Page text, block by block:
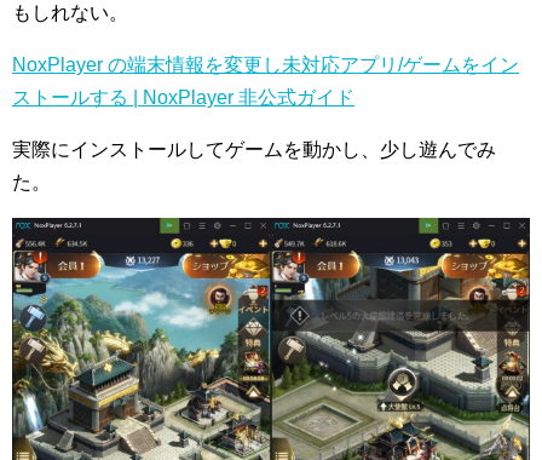
もしれない。
NoxPlayer の端末情報を変更し未対応アプリ/ゲームをイン
ストールする | NoxPlayer 非公式ガイド
実際にインストールしてゲームを動かし、少し遊んでみ
た。